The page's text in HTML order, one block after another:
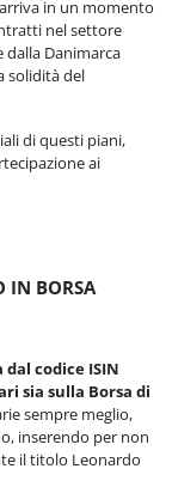
in un momento
nel settore
Danimarca
solidità del
di questi piani,
ai
IN BORSA
codice ISIN
sia sulla Borsa di
sempre meglio,
inserendo per non
il titolo Leonardo